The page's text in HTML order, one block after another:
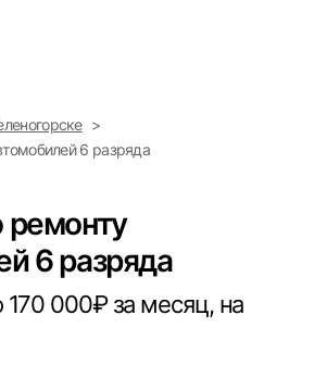
Найти сотрудника
6 разряда
ремонту
6 разряда
170 000₽ за месяц, на